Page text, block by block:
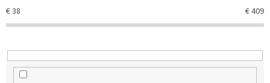
r
o
u
k
€38 €409